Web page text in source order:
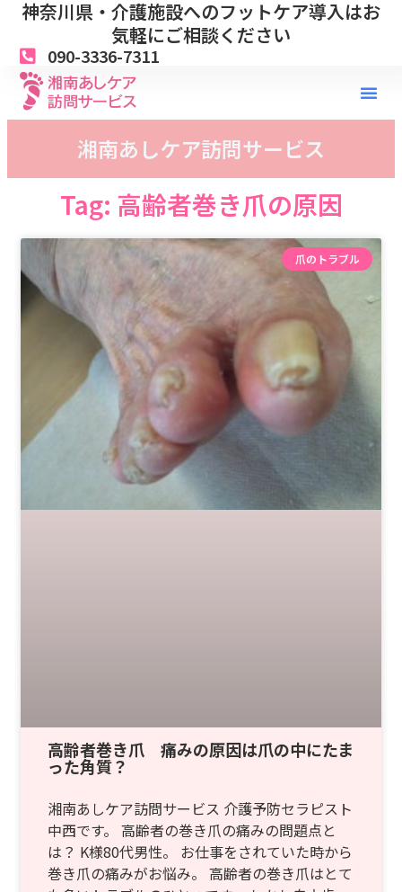
ッ
神奈川県・介護施設へのフットケア導入はお
気軽にご相談ください
090-3336-7311
湘南あしケア訪問サービス
Tag: 高齢者巻き爪の原因
爪のトラブル
高齢者巻き爪 痛みの原因は爪の中にたま
った角質？
湘南あしケア訪問サービス 介護予防セラピスト
中西です。 高齢者の巻き爪の痛みの問題点と
は？ K様80代男性。 お仕事をされていた時から
巻き爪の痛みがお悩み。 高齢者の巻き爪はとて